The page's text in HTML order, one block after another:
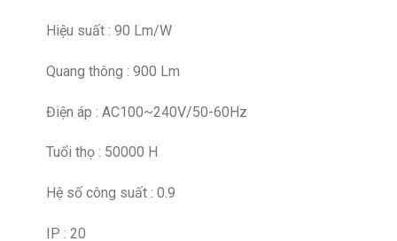
Hiệu suất : 90 Lm/W
Quang thông : 900 Lm
Điện áp : AC100~240V/50-60Hz
Tuổi thọ : 50000 H
Hệ số công suất : 0.9
IP : 20